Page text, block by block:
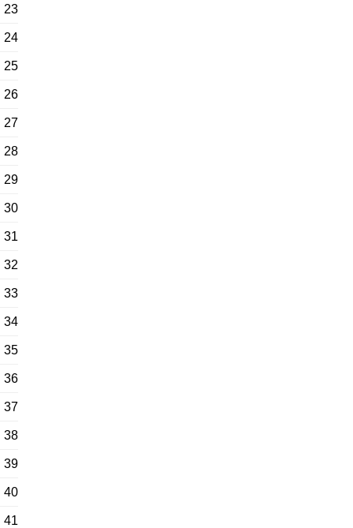
23
24
25
26
27
28
29
30
31
32
33
34
35
36
37
38
39
40
41